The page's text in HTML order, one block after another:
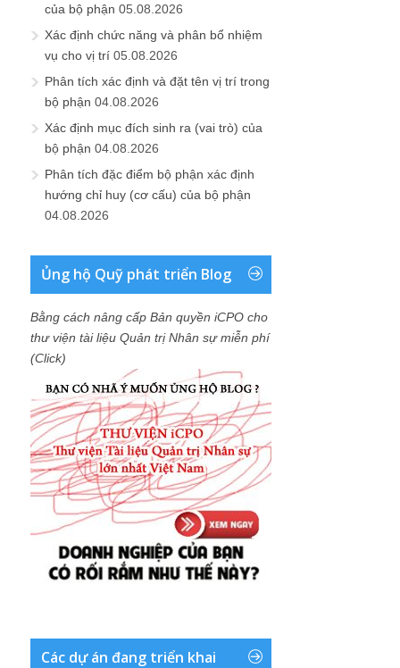
của bộ phận 05.08.2026
Xác định chức năng và phân bổ nhiệm
vụ cho vị trí 05.08.2026
Phân tích xác định và đặt tên vị trí trong
bộ phận 04.08.2026
Xác định mục đích sinh ra (vai trò) của
bộ phận 04.08.2026
Phân tích đặc điểm bộ phận xác định
hướng chỉ huy (cơ cấu) của bộ phận
04.08.2026
Ủng hộ Quỹ phát triển Blog
Bằng cách nâng cấp Bản quyền iCPO cho
thư viện tài liệu Quản trị Nhân sự miễn phí
(Click)
Các dự án đang triển khai